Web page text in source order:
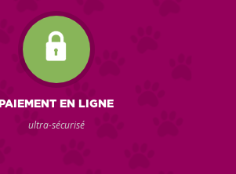
PAIEMENT EN LIGNE
ultra-sécurisé